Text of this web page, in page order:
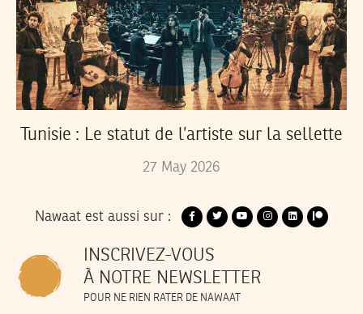
Tunisie : Le statut de l’artiste sur la sellette
27 May 2026
Nawaat est aussi sur :
INSCRIVEZ-VOUS
À NOTRE NEWSLETTER
POUR NE RIEN RATER DE NAWAAT